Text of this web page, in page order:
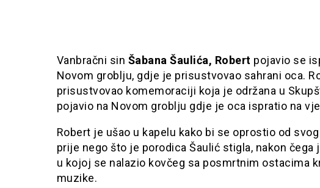
Vanbračni sin Šabana Šaulića, Robert pojavio se
Novom groblju, gdje je prisustvovao sahrani oca.
prisustvovao komemoraciji koja je održana u
pojavio na Novom groblju gdje je oca ispratio na
Robert je ušao u kapelu kako bi se oprostio od
prije nego što je porodica Šaulić stigla, nakon čega
u kojoj se nalazio kovčeg sa posmrtnim ostacima
muzike.